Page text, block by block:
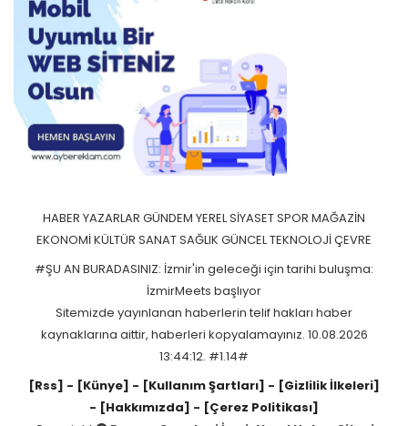
HABER YAZARLAR GÜNDEM YERELSİYASETSPOR MAĞAZİN
EKONOMİKÜLTÜR SANATSAĞLIK GÜNCELTEKNOLOJİÇEVRE
#ŞU AN BURADASINIZ: İzmir'in geleceği için tarihi buluşma:
İzmirMeets başlıyor
Sitemizde yayınlanan haberlerin telif hakları haber
kaynaklarına aittir, haberleri kopyalamayınız. 10.08.2026
13:44:12. #1.14#
[Rss] - [Künye] - [Kullanım Şartları] - [Gizlilik İlkeleri]
- [Hakkımızda] - [Çerez Politikası]